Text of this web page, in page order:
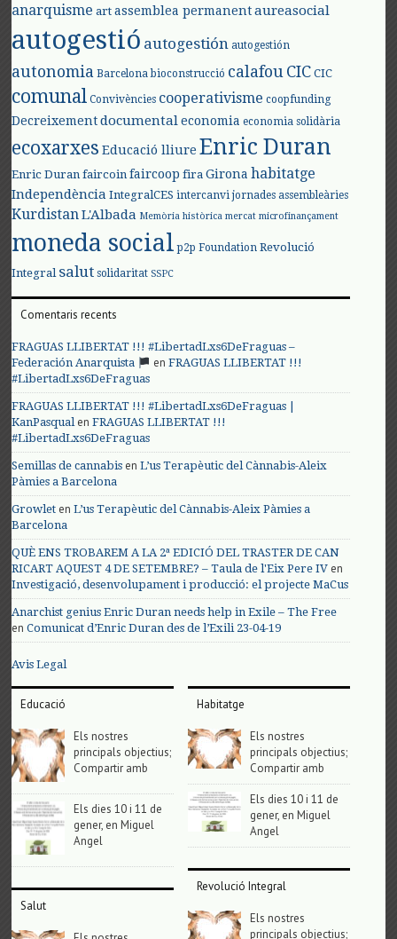
anarquisme art assemblea permanent aureasocial
autogestió autogestión autogestión
autonomia Barcelona bioconstrucció calafouCIC CIC
comunal Convivències cooperativisme coopfunding
Decreixement documental economia economia solidària
ecoxarxes Educació lliure Enric Duran
Enric Duran faircoin faircoop fira Girona habitatge
Independència IntegralCES intercanvi jornades assembleàries
KurdistanL'Albada Memòria històrica mercat microfinançament
moneda social p2p Foundation Revolució
Integral salut solidaritat SSPC
Comentaris recents
FRAGUAS LLIBERTAT !!! #LibertadLxs6DeFraguas –
Federación Anarquista
enFRAGUAS LLIBERTAT !!!
#LibertadLxs6DeFraguas
FRAGUAS LLIBERTAT !!! #LibertadLxs6DeFraguas |
KanPasqualenFRAGUAS LLIBERTAT !!!
#LibertadLxs6DeFraguas
Semillas de cannabis enL’us Terapèutic del Cànnabis-Aleix
Pàmies a Barcelona
Growlet enL’us Terapèutic del Cànnabis-Aleix Pàmies a
Barcelona
QUÈ ENS TROBAREM A LA 2ª EDICIÓ DEL TRASTER DE CAN
RICART AQUEST 4 DE SETEMBRE? – Taula de l'Eix Pere IV en
Investigació, desenvolupament i producció: el projecte MaCus
Anarchist genius Enric Duran needs help in Exile – The Free
enComunicat d’Enric Duran des de l’Exili 23-04-19
Avis Legal
Educació
Els nostres
principals objectius;
Compartir amb
Els dies 10 i 11 de
gener, en Miguel
Angel
Salut
Habitatge
Els nostres
principals objectius;
Compartir amb
Els dies 10 i 11 de
gener, en Miguel
Angel
Revolució Integral
Els nostres
principals objectius;